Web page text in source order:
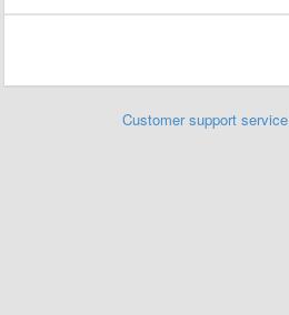
Customer support service